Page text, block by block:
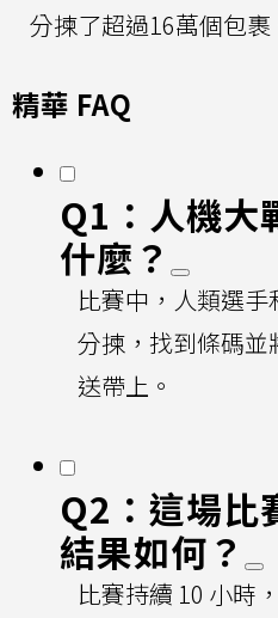
分揀了超過16萬個包裹
精華 FAQ
Q1：人機大
什麼？
比賽中，人類選
分揀，找到條碼
送帶上。
Q2：這場比
結果如何？
比賽持續 10 小時